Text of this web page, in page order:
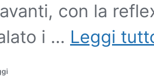
con la
i … Leggi